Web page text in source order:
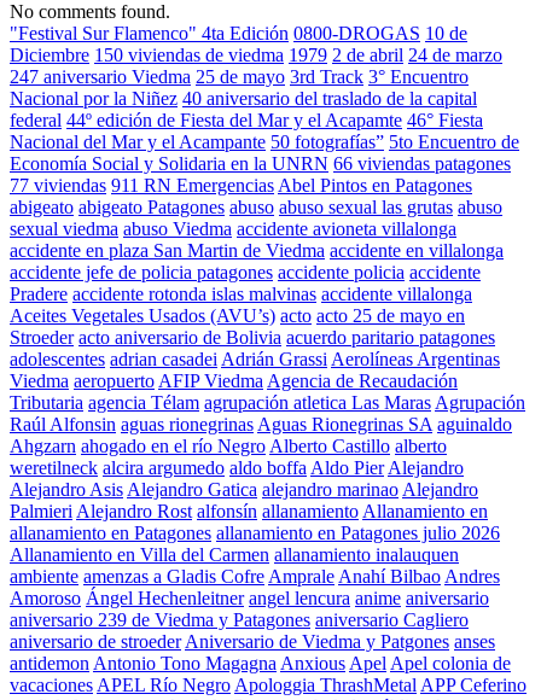
No comments found.
"Festival Sur Flamenco" 4ta Edición 0800-DROGAS 10 de
Diciembre 150 viviendas de viedma 1979 2 de abril 24 de marzo
247 aniversario Viedma 25 de mayo 3rd Track 3° Encuentro
Nacional por la Niñez 40 aniversario del traslado de la capital
federal 44º edición de Fiesta del Mar y el Acapamte 46° Fiesta
Nacional del Mar y el Acampante 50 fotografías” 5to Encuentro de
Economía Social y Solidaria en la UNRN 66 viviendas patagones
77 viviendas 911 RN Emergencias Abel Pintos en Patagones
abigeato abigeato Patagones abuso abuso sexual las grutas abuso
sexual viedma abuso Viedma accidente avioneta villalonga
accidente en plaza San Martin de Viedma accidente en villalonga
accidente jefe de policia patagones accidente policia accidente
Pradere accidente rotonda islas malvinas accidente villalonga
Aceites Vegetales Usados (AVU’s) acto acto 25 de mayo en
Stroeder acto aniversario de Bolivia acuerdo paritario patagones
adolescentes adrian casadei Adrián Grassi Aerolíneas Argentinas
Viedma aeropuerto AFIP Viedma Agencia de Recaudación
Tributaria agencia Télam agrupación atletica Las Maras Agrupación
Raúl Alfonsin aguas rionegrinas Aguas Rionegrinas SA aguinaldo
Ahgzarn ahogado en el río Negro Alberto Castillo alberto
weretilneck alcira argumedo aldo boffa Aldo Pier Alejandro
Alejandro Asis Alejandro Gatica alejandro marinao Alejandro
Palmieri Alejandro Rost alfonsín allanamiento Allanamiento en
allanamiento en Patagones allanamiento en Patagones julio 2026
Allanamiento en Villa del Carmen allanamiento inalauquen
ambiente amenzas a Gladis Cofre Amprale Anahí Bilbao Andres
Amoroso Ángel Hechenleitner angel lencura anime aniversario
aniversario 239 de Viedma y Patagones aniversario Cagliero
aniversario de stroeder Aniversario de Viedma y Patgones anses
antidemon Antonio Tono Magagna Anxious Apel Apel colonia de
vacaciones APEL Río Negro Apologgia ThrashMetal APP Ceferino